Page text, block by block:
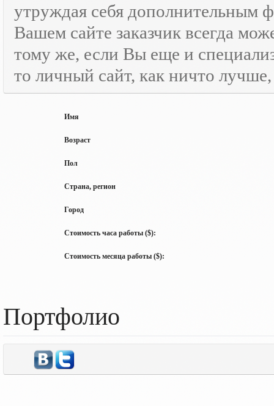
утруждая себя дополнительным
Вашем сайте заказчик всегда
тому же, если Вы еще и
то личный сайт, как ничто
Имя
Возраст
Пол
Страна, регион
Город
Стоимость часа работы ($):
Стоимость месяца работы ($):
Портфолио